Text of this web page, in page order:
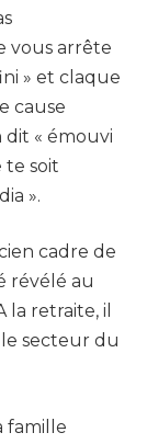
vous arrête
» et claque
cause
dit « émouvi
te soit
».
cadre de
révélé au
retraite, il
le secteur du
famille